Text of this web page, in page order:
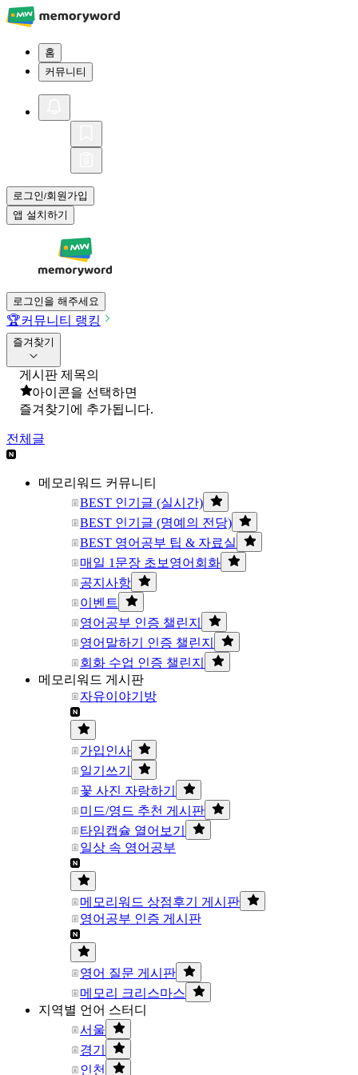
홈
커뮤니티
로그인/회원가입
앱 설치하기
로그인을 해주세요
🏆커뮤니티 랭킹
즐겨찾기
게시판 제목의
아이콘을 선택하면
즐겨찾기에 추가됩니다.
전체글
메모리워드 커뮤니티
BEST 인기글 (실시간)
BEST 인기글 (명예의 전당)
BEST 영어공부 팁 & 자료실
매일 1문장 초보영어회화
공지사항
이벤트
영어공부 인증 챌린지
영어말하기 인증 챌린지
회화 수업 인증 챌린지
메모리워드 게시판
자유이야기방
가입인사
일기쓰기
꽃 사진 자랑하기
미드/영드 추천 게시판
타임캡슐 열어보기
일상 속 영어공부
메모리워드 상점후기 게시판
영어공부 인증 게시판
영어 질문 게시판
메모리 크리스마스
지역별 언어 스터디
서울
경기
인천